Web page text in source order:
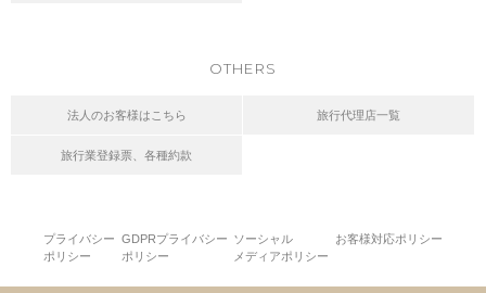
OTHERS
法人のお客様はこちら 旅行代理店一覧
旅行業登録票、各種約款
プライバシー
ポリシー
GDPRプライバシー
ポリシー
ソーシャル
メディアポリシー
お客様対応ポリシー